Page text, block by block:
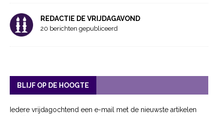
REDACTIE DE VRIJDAGAVOND
20 berichten gepubliceerd
BLIJF OP DE HOOGTE
Iedere vrijdagochtend een e-mail met de nieuwste artikelen